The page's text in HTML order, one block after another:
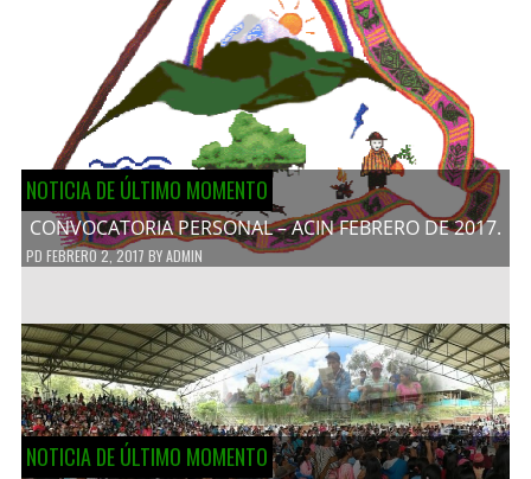
NOTICIA DE ÚLTIMO MOMENTO
CONVOCATORIA PERSONAL – ACIN FEBRERO DE 2017.
PD FEBRERO 2, 2017 BYADMIN
NOTICIA DE ÚLTIMO MOMENTO